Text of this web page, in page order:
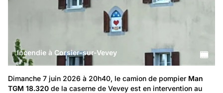
Incendie à Corsier-sur-Vevey
Dimanche 7 juin 2026 à 20h40, le camion de pompier Man
TGM 18.320 de la caserne de Vevey est en intervention au